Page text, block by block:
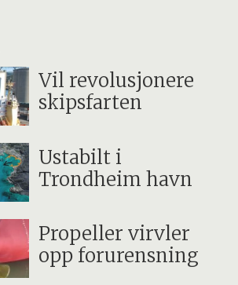
Vil revolusjonere
skipsfarten
Ustabilt i
Trondheim havn
Propeller virvler
opp forurensning